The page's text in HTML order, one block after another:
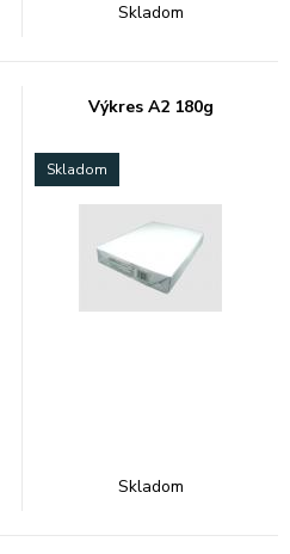
Skladom
Výkres A2 180g
Skladom
Skladom